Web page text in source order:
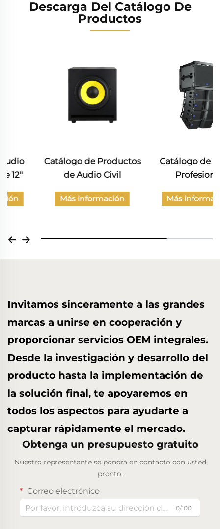
Descarga Del Catálogo De
Productos
Catálogo de Productos
de Audio Civil
Más información
Catálogo de Audio
Profesional
Más información
Invitamos sinceramente a las grandes
marcas a unirse en cooperación y
proporcionar servicios OEM integrales.
Desde la investigación y desarrollo del
producto hasta la implementación de
la solución final, te apoyaremos en
todos los aspectos para ayudarte a
capturar rápidamente el mercado.
Obtenga un presupuesto gratuito
Nuestro representante se pondrá en contacto con usted
pronto.
Correo electrónico
0/100